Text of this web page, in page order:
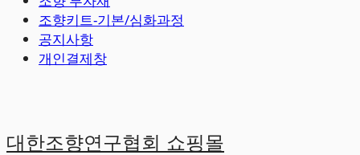
조향키트-기본/심화과정
공지사항
개인결제창
대한조향연구협회 쇼핑몰